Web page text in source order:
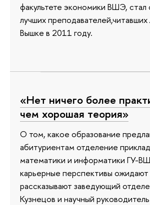
факультете экономики ВШЭ, стал
лучших преподавателей,читавших
Вышке в 2011 году.
«Нет ничего более
чем хорошая теория»
О том, какое образование
абитуриентам отделение
математики и информатики ГУ-
карьерные перспективы ожидают
рассказывают заведующий
Кузнецов и научный